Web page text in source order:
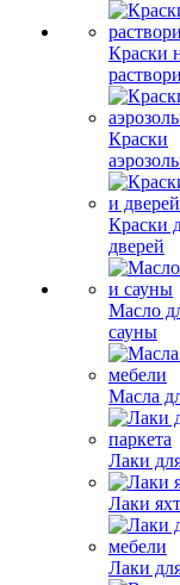
Краски
Краски
Краски
дверей
Масло
сауны
Масла
Лаки
Лаки
Лаки